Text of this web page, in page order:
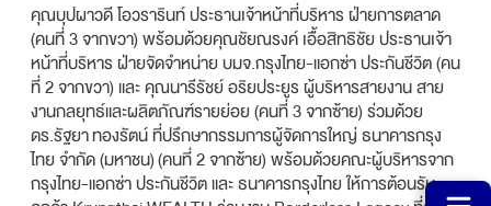
คุณบุปผาวดี โอวรารินท์ ประธานเจ้าหน้าที่บริหาร ฝ่ายการตลาด
(คนที่ 3 จากขวา) พร้อมด้วยคุณชัยณรงค์ เอื้อสิทธิชัย ประธานเจ้า
หน้าที่บริหาร ฝ่ายจัดจำหน่าย บมจ.กรุงไทย-แอกซ่า ประกันชีวิต (คน
ที่ 2 จากขวา) และ คุณนารีรัชย์ อริยประยูร ผู้บริหารสายงาน สาย
งานกลยุทธ์และผลิตภัณฑ์รายย่อย (คนที่ 3 จากซ้าย) ร่วมด้วย
ดร.รัฐยา ทองรัตน์ ที่ปรึกษากรรมการผู้จัดการใหญ่ ธนาคารกรุง
ไทย จำกัด (มหาชน) (คนที่ 2 จากซ้าย) พร้อมด้วยคณะผู้บริหารจาก
กรุงไทย-แอกซ่า ประกันชีวิต และ ธนาคารกรุงไทย ให้การต้อนรับ